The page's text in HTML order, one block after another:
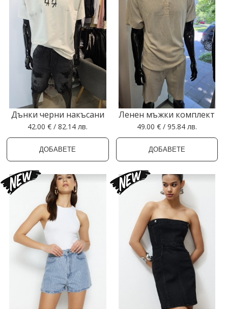
Дънки черни накъсани
42.00 € / 82.14 лв.
ДОБАВЕТЕ
Ленен мъжки комплект
49.00 € / 95.84 лв.
ДОБАВЕТЕ